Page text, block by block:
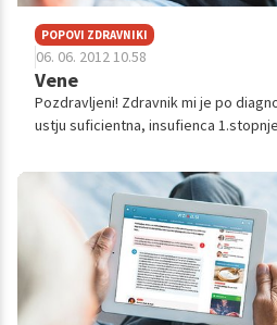
POPOVI ZDRAVNIKI
06. 06. 2012 10.58
Vene
Pozdravljeni! Zdravnik mi je po
ustju suficientna, insufienca